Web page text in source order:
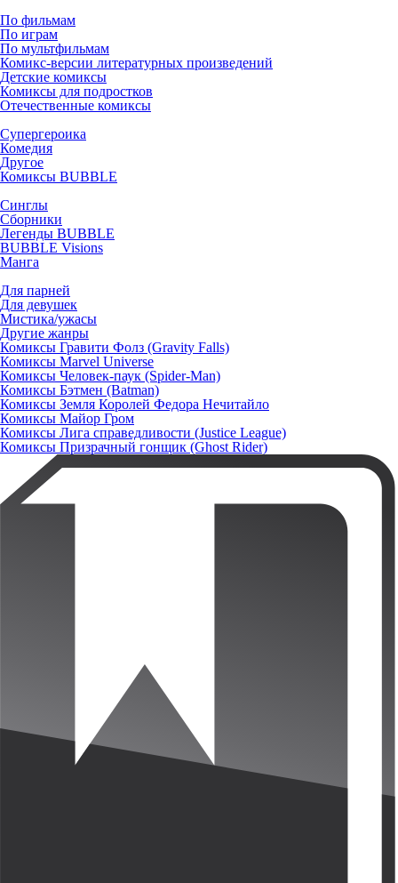
По фильмам
По играм
По мультфильмам
Комикс-версии литературных произведений
Детские комиксы
Комиксы для подростков
Отечественные комиксы
Супергероика
Комедия
Другое
Комиксы BUBBLE
Синглы
Сборники
Легенды BUBBLE
BUBBLE Visions
Манга
Для парней
Для девушек
Мистика/ужасы
Другие жанры
Комиксы Гравити Фолз (Gravity Falls)
Комиксы Marvel Universe
Комиксы Человек-паук (Spider-Man)
Комиксы Бэтмен (Batman)
Комиксы Земля Королей Федора Нечитайло
Комиксы Майор Гром
Комиксы Лига справедливости (Justice League)
Комиксы Призрачный гонщик (Ghost Rider)